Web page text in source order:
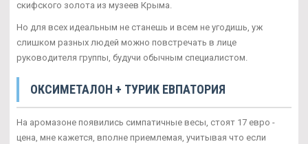
скифского золота из музеев Крыма.
Но для всех идеальным не станешь и всем не угодишь, уж
слишком разных людей можно повстречать в лице
руководителя группы, будучи обычным специалистом.
ОКСИМЕТАЛОН + ТУРИК ЕВПАТОРИЯ
На аромазоне появились симпатичные весы, стоят 17 евро -
цена, мне кажется, вполне приемлемая, учитывая что если